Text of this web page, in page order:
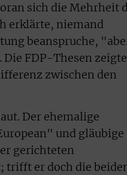
sich die Mehrheit
erklärte, niemand
beanspruche,
FDP-Thesen
zwischen den
Der ehemalige
und gläubige
gerichteten
trifft er doch die